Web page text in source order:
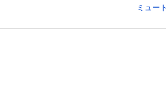
ミュー